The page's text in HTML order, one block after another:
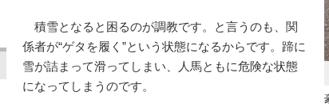
積雪となると困るのが調教です。と言うのも、関
係者が“ゲタを履く”という状態になるからです。蹄に
雪が詰まって滑ってしまい、人馬ともに危険な状態
になってしまうのです。